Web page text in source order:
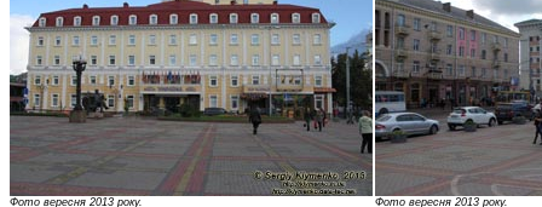
Фото вересня 2013 року. Фото вересня 2013 року.